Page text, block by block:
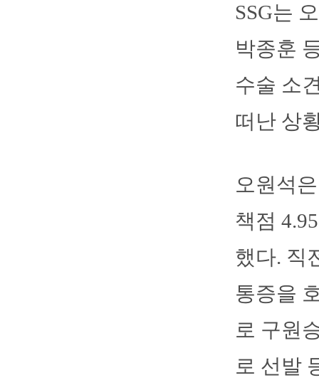
SSG는
박종훈
수술 소
떠난 상
오원석
책점
했다. 직
통증을
로 구원
로 선발